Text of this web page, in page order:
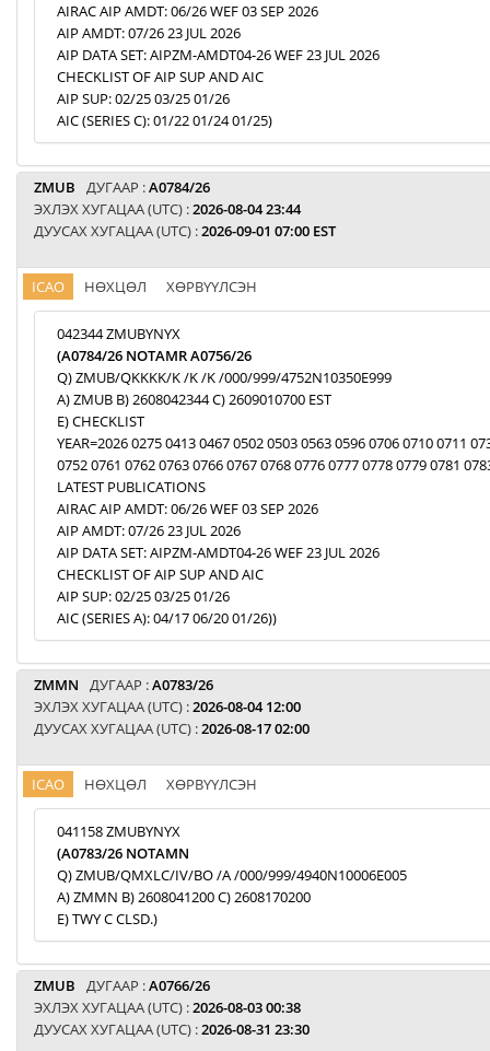
AIRAC AIP AMDT: 06/26 WEF 03 SEP 2026
AIP AMDT: 07/26 23 JUL 2026
AIP DATA SET: AIPZM-AMDT04-26 WEF 23 JUL 2026
CHECKLIST OF AIP SUP AND AIC
AIP SUP: 02/25 03/25 01/26
AIC (SERIES C): 01/22 01/24 01/25)
ZMUB ДУГААР :A0784/26
ЭХЛЭХ ХУГАЦАА (UTC) :2026-08-04 23:44
ДУУСАХ ХУГАЦАА (UTC) :2026-09-01 07:00 EST
ICAO НӨХЦӨЛ ХӨРВҮҮЛСЭН
042344 ZMUBYNYX
(A0784/26 NOTAMR A0756/26
Q) ZMUB/QKKKK/K /K /K /000/999/4752N10350E999
A) ZMUB B) 2608042344 C) 2609010700 EST
E) CHECKLIST
YEAR=2026 0275 0413 0467 0502 0503 0563 0596 0706 0710 0711
0752 0761 0762 0763 0766 0767 0768 0776 0777 0778 0779 0781
LATEST PUBLICATIONS
AIRAC AIP AMDT: 06/26 WEF 03 SEP 2026
AIP AMDT: 07/26 23 JUL 2026
AIP DATA SET: AIPZM-AMDT04-26 WEF 23 JUL 2026
CHECKLIST OF AIP SUP AND AIC
AIP SUP: 02/25 03/25 01/26
AIC (SERIES A): 04/17 06/20 01/26))
ZMMN ДУГААР :A0783/26
ЭХЛЭХ ХУГАЦАА (UTC) :2026-08-04 12:00
ДУУСАХ ХУГАЦАА (UTC) :2026-08-17 02:00
ICAO НӨХЦӨЛ ХӨРВҮҮЛСЭН
041158 ZMUBYNYX
(A0783/26 NOTAMN
Q) ZMUB/QMXLC/IV/BO /A /000/999/4940N10006E005
A) ZMMN B) 2608041200 C) 2608170200
E) TWY C CLSD.)
ZMUB ДУГААР :A0766/26
ЭХЛЭХ ХУГАЦАА (UTC) :2026-08-03 00:38
ДУУСАХ ХУГАЦАА (UTC) :2026-08-31 23:30